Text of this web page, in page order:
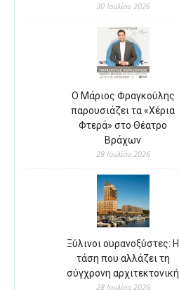
30 Ιουλίου 2026
Ο Μάριος Φραγκούλης
παρουσιάζει τα «Χέρια
Φτερά» στο Θέατρο
Βράχων
29 Ιουλίου 2026
Ξύλινοι ουρανοξύστες: Η
τάση που αλλάζει τη
σύγχρονη αρχιτεκτονική
28 Ιουλίου 2026